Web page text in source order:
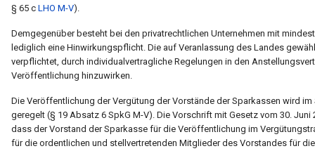
§ 65 c LHO M-V).
Demgegenüber besteht bei den privatrechtlichen Unternehmen mit
lediglich eine Hinwirkungspflicht. Die auf Veranlassung des Landes
verpflichtet, durch individualvertragliche Regelungen in den
Veröffentlichung hinzuwirken.
Die Veröffentlichung der Vergütung der Vorstände der Sparkassen wird
geregelt (§ 19 Absatz 6 SpkG M-V). Die Vorschrift mit Gesetz vom 30.
dass der Vorstand der Sparkasse für die Veröffentlichung im
für die ordentlichen und stellvertretenden Mitglieder des Vorstandes für